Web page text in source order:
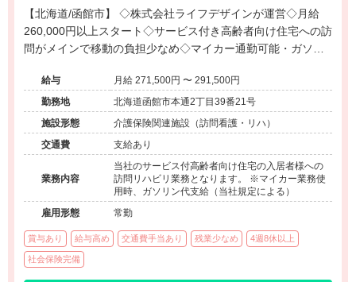
【北海道/函館市】 ◇株式会社ライフデザインが運営◇月給
260,000円以上スタート◇サービス付き高齢者向け住宅への訪
問がメインで移動の負担少なめ◇マイカー通勤可能・ガソリ
安定して働ける環境です。
給与
月給 271,500円 〜 291,500円
勤務地
北海道函館市本通2丁目39番21号
施設形態
介護保険関連施設（訪問看護・リハ）
交通費
支給あり
業務内容
当社のサービス付高齢者向け住宅の入居者様への
訪問リハビリ業務となります。 ※マイカー業務使
用時、ガソリン代支給（当社規定による）
雇用形態
常勤
賞与あり 給与高め 交通費手当あり 残業少なめ 4週8休以上
社会保険完備